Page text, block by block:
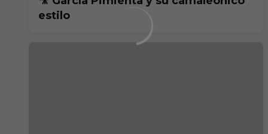
estilo